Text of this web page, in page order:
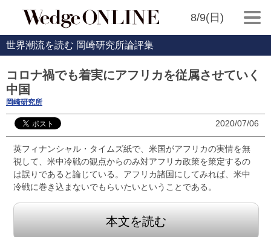
8/9(日)
世界潮流を読む 岡崎研究所論評集
コロナ禍でも着実にアフリカを従属させていく
中国
岡崎研究所
2020/07/06
英フィナンシャル・タイムズ紙で、米国がアフリカの実情を無
視して、米中冷戦の観点からのみ対アフリカ政策を策定するの
は誤りであると論じている。アフリカ諸国にしてみれば、米中
冷戦に巻き込まないでもらいたいということである。
本文を読む